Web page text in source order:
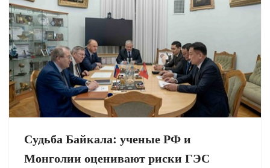
Судьба Байкала: ученые РФ и
Монголии оценивают риски ГЭС